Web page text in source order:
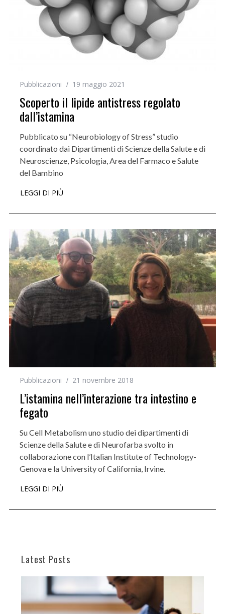
Pubblicazioni 19 maggio 2021
Scoperto il lipide antistress regolato
dall’istamina
Pubblicato su “Neurobiology of Stress” studio
coordinato dai Dipartimenti di Scienze della Salute e di
Neuroscienze, Psicologia, Area del Farmaco e Salute
del Bambino
LEGGI DI PIÙ
Pubblicazioni 21 novembre 2018
L’istamina nell’interazione tra intestino e
fegato
Su Cell Metabolism uno studio dei dipartimenti di
Scienze della Salute e di Neurofarba svolto in
collaborazione con l’Italian Institute of Technology-
Genova e la University of California, Irvine.
LEGGI DI PIÙ
Latest Posts